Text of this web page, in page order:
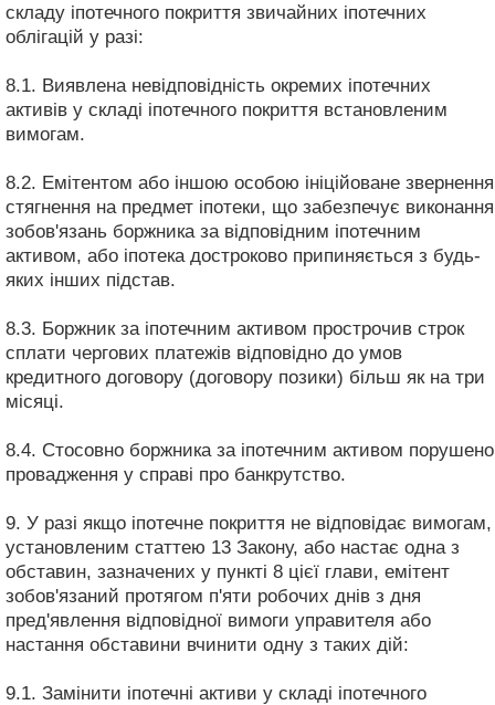
складу іпотечного покриття звичайних іпотечних
облігацій у разі:
8.1. Виявлена невідповідність окремих іпотечних
активів у складі іпотечного покриття встановленим
вимогам.
8.2. Емітентом або іншою особою ініційоване звернення
стягнення на предмет іпотеки, що забезпечує виконання
зобов'язань боржника за відповідним іпотечним
активом, або іпотека достроково припиняється з будь-
яких інших підстав.
8.3. Боржник за іпотечним активом прострочив строк
сплати чергових платежів відповідно до умов
кредитного договору (договору позики) більш як на три
місяці.
8.4. Стосовно боржника за іпотечним активом порушено
провадження у справі про банкрутство.
9. У разі якщо іпотечне покриття не відповідає вимогам,
установленим статтею 13 Закону, або настає одна з
обставин, зазначених у пункті 8 цієї глави, емітент
зобов'язаний протягом п'яти робочих днів з дня
пред'явлення відповідної вимоги управителя або
настання обставини вчинити одну з таких дій:
9.1. Замінити іпотечні активи у складі іпотечного